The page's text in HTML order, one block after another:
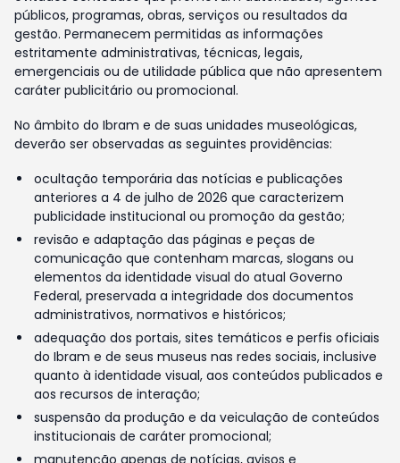
públicos, programas, obras, serviços ou resultados da
gestão. Permanecem permitidas as informações
estritamente administrativas, técnicas, legais,
emergenciais ou de utilidade pública que não apresentem
caráter publicitário ou promocional.
No âmbito do Ibram e de suas unidades museológicas,
deverão ser observadas as seguintes providências:
ocultação temporária das notícias e publicações
anteriores a 4 de julho de 2026 que caracterizem
publicidade institucional ou promoção da gestão;
revisão e adaptação das páginas e peças de
comunicação que contenham marcas, slogans ou
elementos da identidade visual do atual Governo
Federal, preservada a integridade dos documentos
administrativos, normativos e históricos;
adequação dos portais, sites temáticos e perfis oficiais
do Ibram e de seus museus nas redes sociais, inclusive
quanto à identidade visual, aos conteúdos publicados e
aos recursos de interação;
suspensão da produção e da veiculação de conteúdos
institucionais de caráter promocional;